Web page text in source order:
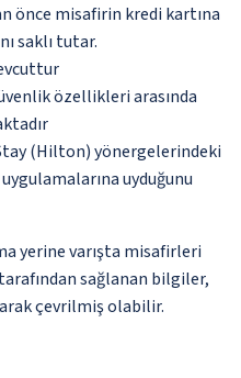
önce misafirin kredi kartına
saklı tutar.
özellikleri arasında
(Hilton) yönergelerindeki
uyduğunu
yerine varışta misafirleri
sağlanan bilgiler,
çevrilmiş olabilir.